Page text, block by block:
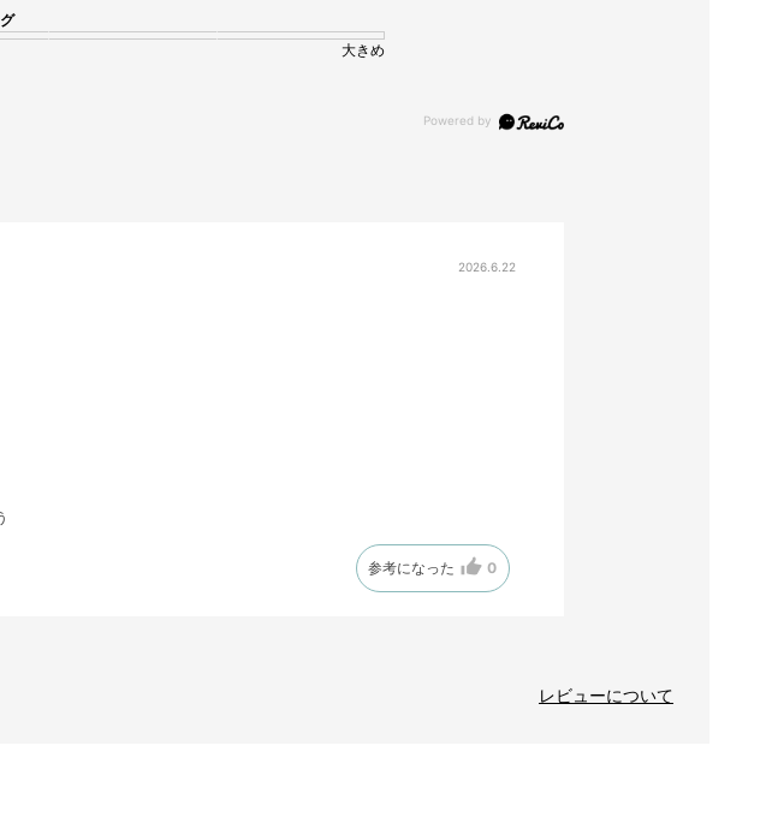
大きめ
2026.6.22
参考になった 0
レビューについて